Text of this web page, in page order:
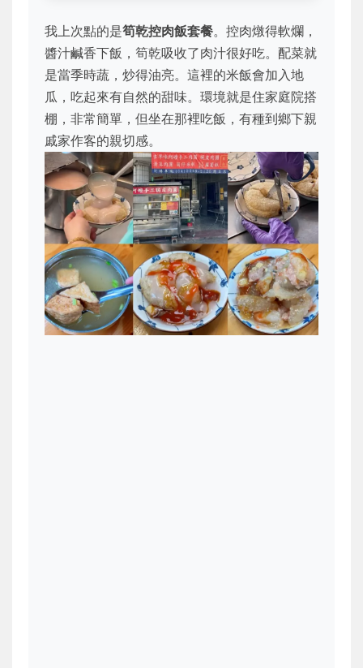
我上次點的是筍乾控肉飯套餐。控肉燉得軟爛，
醬汁鹹香下飯，筍乾吸收了肉汁很好吃。配菜就
是當季時蔬，炒得油亮。這裡的米飯會加入地
瓜，吃起來有自然的甜味。環境就是住家庭院搭
棚，非常簡單，但坐在那裡吃飯，有種到鄉下親
戚家作客的親切感。